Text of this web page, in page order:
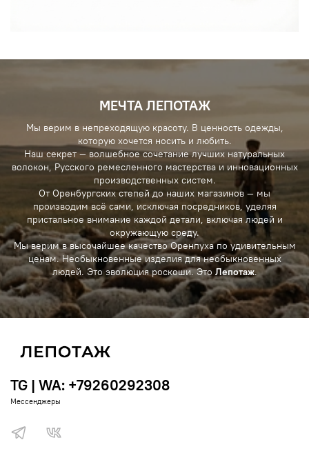
МЕЧТА ЛЕПОТАЖ
Мы верим в непреходящую красоту. В ценность одежды,
которую хочется носить и любить.
Наш секрет — волшебное сочетание лучших натуральных
волокон, Русского ремесленного мастерства и инновационных
производственных систем.
От Оренбургских степей до наших магазинов — мы
производим всё сами, исключая посредников, уделяя
пристальное внимание каждой детали, включая людей и
окружающую среду.
Мы верим в высочайшее качество Оренпуха по удивительным
ценам. Необыкновенные изделия для необыкновенных
людей. Это эволюция роскоши. Это Лепотаж.
TG | WA: +79260292308
Мессенджеры